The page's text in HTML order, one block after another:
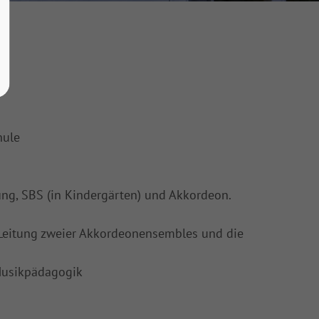
SBS (in Kindergärten) und Akkordeon.
zweier Akkordeonensembles und die